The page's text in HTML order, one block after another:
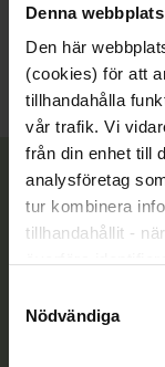
Denna
Den här
(cookies) för att
tillhandahålla
vår trafik. Vi
från din enhet till
analysföretag
tur kombinera
tillhandahållit -
området. Du
Nödvändiga
Nyhet
Tillsammans
Bli medlem